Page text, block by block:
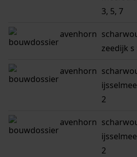
3, 5, 7
avenhorn
zeedijk s
avenhorn
2
avenhorn
2